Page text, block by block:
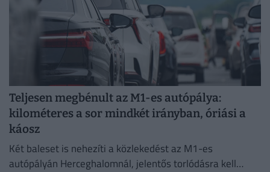
Teljesen megbénult az M1-es autópálya:
kilométeres a sor mindkét irányban, óriási a
káosz
Két baleset is nehezíti a közlekedést az M1-es
autópályán Herceghalomnál, jelentős torlódásra kell